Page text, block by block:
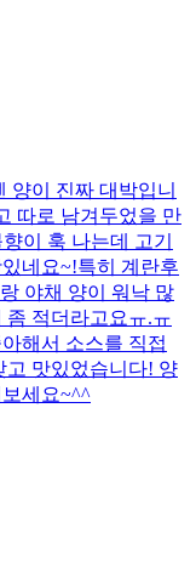
양이 진짜 대박입니
따로 남겨두었을 만
이 훅 나는데 고기
네요~!특히 계란후
야채 양이 워낙 많
좀 적더라고요ㅠ.ㅠ
해서 소스를 직접
고 맛있었습니다! 양
세요~^^